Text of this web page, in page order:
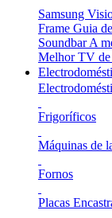
Samsung
Frame Guia
SoundbarA
Melhor TV
Frigoríficos
Máquinas de
Fornos
Placas